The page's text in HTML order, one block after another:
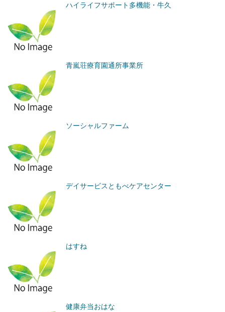
ハイライフサポート多機能・牛久
青嵐荘療育園通所事業所
ソーシャルファーム
デイサービスともべケアセンター
はすね
健康弁当おはな